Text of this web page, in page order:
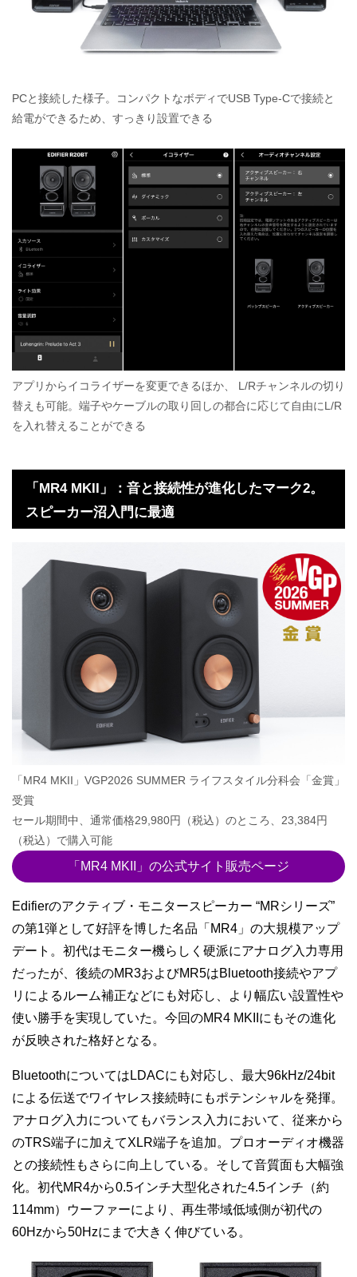
PCと接続した様子。コンパクトなボディでUSB Type-Cで接続と
給電ができるため、すっきり設置できる
アプリからイコライザーを変更できるほか、
L/Rチャンネルの切り
替えも可能。端子やケーブルの取り回しの都合に応じて自由にL/R
を入れ替えることができる
「MR4 MKII」：音と接続性が進化したマーク2。
スピーカー沼入門に最適
「MR4 MKII」VGP2026 SUMMER ライフスタイル分科会「金賞」
受賞
セール期間中、通常価格29,980円（税込）のところ、23,384円
（税込）で購入可能
「MR4 MKII」の公式サイト販売ページ
Edifierのアクティブ・モニタースピーカー “MRシリーズ”
の第1弾として好評を博した名品「MR4」の大規模アップ
デート。初代はモニター機らしく硬派にアナログ入力専用
だったが、後続のMR3およびMR5はBluetooth接続やアプ
リによるルーム補正などにも対応し、より幅広い設置性や
使い勝手を実現していた。今回のMR4 MKIIにもその進化
が反映された格好となる。
BluetoothについてはLDACにも対応し、最大96kHz/24bit
による伝送でワイヤレス接続時にもポテンシャルを発揮。
アナログ入力についてもバランス入力において、従来から
のTRS端子に加えてXLR端子を追加。プロオーディオ機器
との接続性もさらに向上している。そして音質面も大幅強
化。初代MR4から0.5インチ大型化された4.5インチ（約
114mm）ウーファーにより、再生帯域低域側が初代の
60Hzから50Hzにまで大きく伸びている。